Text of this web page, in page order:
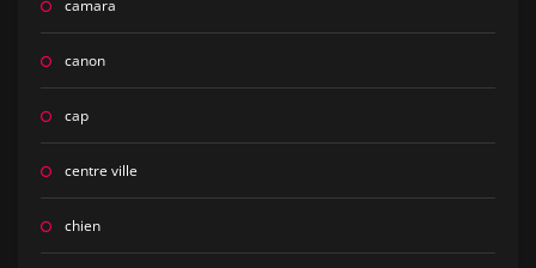
camara
canon
cap
centre ville
chien